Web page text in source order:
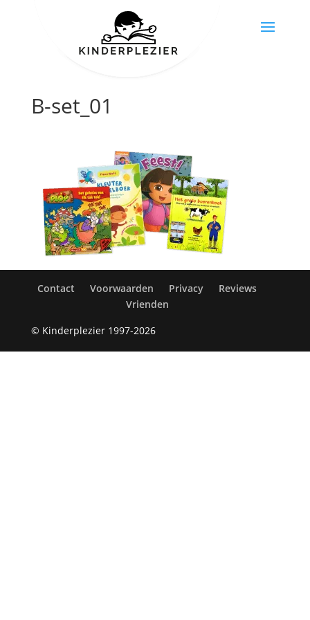
B-set_01
Contact Voorwaarden Privacy
Reviews
Vrienden
© Kinderplezier 1997-2026